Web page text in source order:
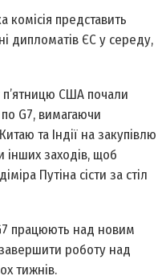
представить
дипломатів ЄС у середу,
п’ятницю США почали
G7, вимагаючи
та Індії на закупівлю
інших заходів, щоб
Путіна сісти за стіл
працюють над новим
роботу над
тижнів.